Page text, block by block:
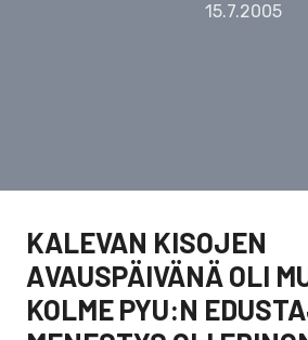
15.7.2005
KALEVAN KISOJEN
AVAUSPÄIVÄNÄ OLI
KOLME PYU:N